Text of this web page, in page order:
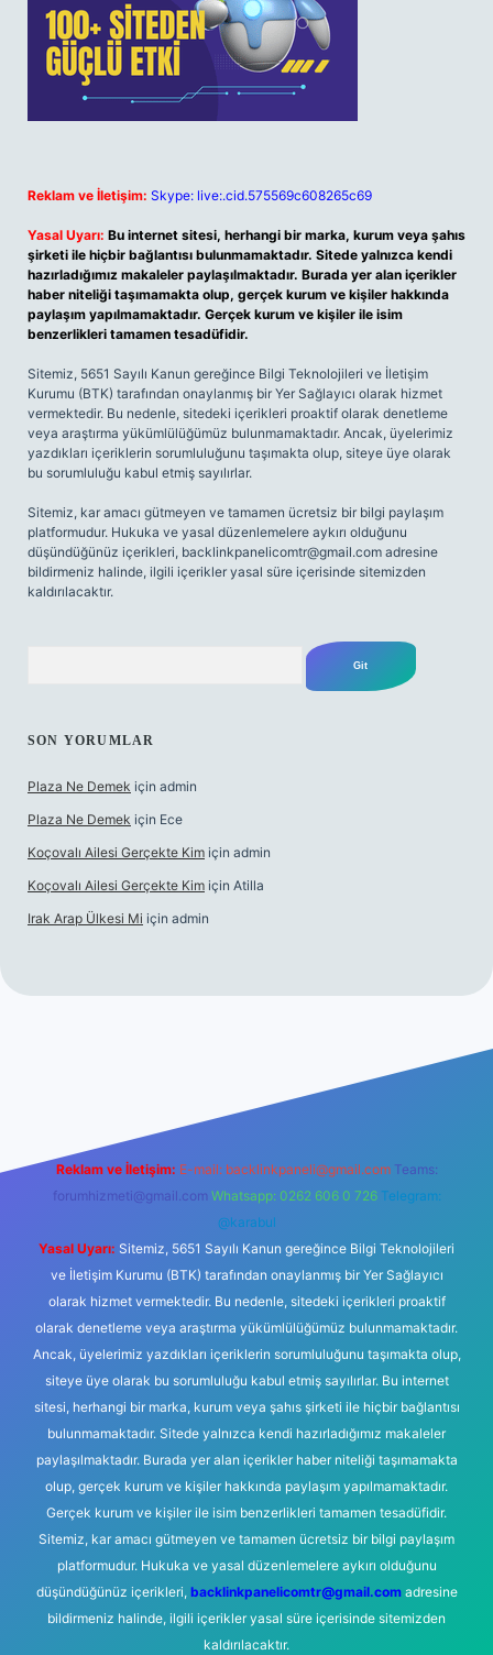
Reklam ve İletişim: Skype: live:.cid.575569c608265c69
Yasal Uyarı: Bu internet sitesi, herhangi bir marka, kurum veya şahıs
şirketi ile hiçbir bağlantısı bulunmamaktadır. Sitede yalnızca kendi
hazırladığımız makaleler paylaşılmaktadır. Burada yer alan içerikler
haber niteliği taşımamakta olup, gerçek kurum ve kişiler hakkında
paylaşım yapılmamaktadır. Gerçek kurum ve kişiler ile isim
benzerlikleri tamamen tesadüfidir.
Sitemiz, 5651 Sayılı Kanun gereğince Bilgi Teknolojileri ve İletişim
Kurumu (BTK) tarafından onaylanmış bir Yer Sağlayıcı olarak hizmet
vermektedir. Bu nedenle, sitedeki içerikleri proaktif olarak denetleme
veya araştırma yükümlülüğümüz bulunmamaktadır. Ancak, üyelerimiz
yazdıkları içeriklerin sorumluluğunu taşımakta olup, siteye üye olarak
bu sorumluluğu kabul etmiş sayılırlar.
Sitemiz, kar amacı gütmeyen ve tamamen ücretsiz bir bilgi paylaşım
platformudur. Hukuka ve yasal düzenlemelere aykırı olduğunu
düşündüğünüz içerikleri, backlinkpanelicomtr@gmail.com adresine
bildirmeniz halinde, ilgili içerikler yasal süre içerisinde sitemizden
kaldırılacaktır.
SON YORUMLAR
Plaza Ne Demek için admin
Plaza Ne Demek için Ece
Koçovalı Ailesi Gerçekte Kim için admin
Koçovalı Ailesi Gerçekte Kim için Atilla
Irak Arap Ülkesi Mi için admin
Reklam ve İletişim: E-mail: backlinkpaneli@gmail.com Teams:
forumhizmeti@gmail.com Whatsapp: 0262 606 0 726 Telegram:
@karabul
Yasal Uyarı: Sitemiz, 5651 Sayılı Kanun gereğince Bilgi Teknolojileri
ve İletişim Kurumu (BTK) tarafından onaylanmış bir Yer Sağlayıcı
olarak hizmet vermektedir. Bu nedenle, sitedeki içerikleri proaktif
olarak denetleme veya araştırma yükümlülüğümüz bulunmamaktadır.
Ancak, üyelerimiz yazdıkları içeriklerin sorumluluğunu taşımakta olup,
siteye üye olarak bu sorumluluğu kabul etmiş sayılırlar. Bu internet
sitesi, herhangi bir marka, kurum veya şahıs şirketi ile hiçbir bağlantısı
bulunmamaktadır. Sitede yalnızca kendi hazırladığımız makaleler
paylaşılmaktadır. Burada yer alan içerikler haber niteliği taşımamakta
olup, gerçek kurum ve kişiler hakkında paylaşım yapılmamaktadır.
Gerçek kurum ve kişiler ile isim benzerlikleri tamamen tesadüfidir.
Sitemiz, kar amacı gütmeyen ve tamamen ücretsiz bir bilgi paylaşım
platformudur. Hukuka ve yasal düzenlemelere aykırı olduğunu
düşündüğünüz içerikleri, backlinkpanelicomtr@gmail.comadresine
bildirmeniz halinde, ilgili içerikler yasal süre içerisinde sitemizden
kaldırılacaktır.